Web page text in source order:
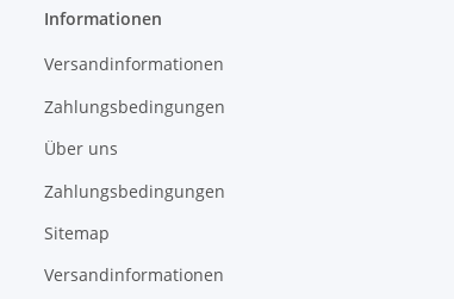
Informationen
Versandinformationen
Zahlungsbedingungen
Über uns
Zahlungsbedingungen
Sitemap
Versandinformationen